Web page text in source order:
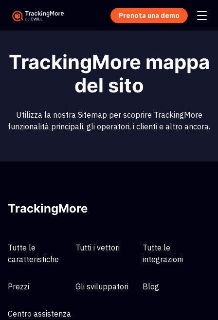
Prenota una demo
TrackingMore mappa
del sito
Utilizza la nostra Sitemap per scoprire TrackingMore
funzionalità principali, gli operatori, i clienti e altro ancora.
TrackingMore
Tutte le
caratteristiche
Tutti i vettori
Tutte le
integrazioni
Prezzi Gli sviluppatori Blog
Centro assistenza